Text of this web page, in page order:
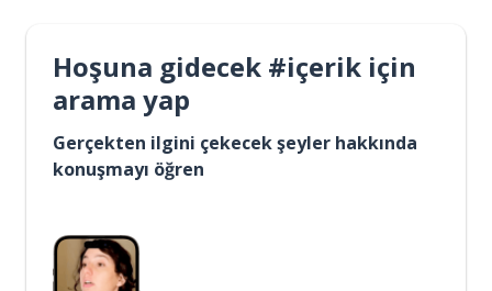
Hoşuna gidecek #içerik için
arama yap
Gerçekten ilgini çekecek şeyler hakkında
konuşmayı öğren